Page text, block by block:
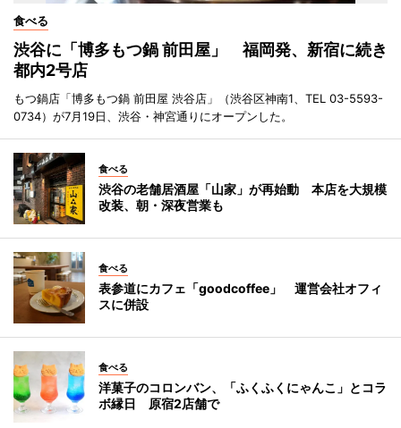
食べる
渋谷に「博多もつ鍋 前田屋」 福岡発、新宿に続き
都内2号店
もつ鍋店「博多もつ鍋 前田屋 渋谷店」（渋谷区神南1、TEL 03-5593-
0734）が7月19日、渋谷・神宮通りにオープンした。
食べる
渋谷の老舗居酒屋「山家」が再始動 本店を大規模
改装、朝・深夜営業も
食べる
表参道にカフェ「goodcoffee」 運営会社オフィ
スに併設
食べる
洋菓子のコロンバン、「ふくふくにゃんこ」とコラ
ボ縁日 原宿2店舗で